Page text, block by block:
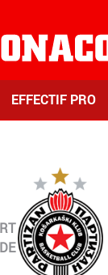
EFFECTIF PRO